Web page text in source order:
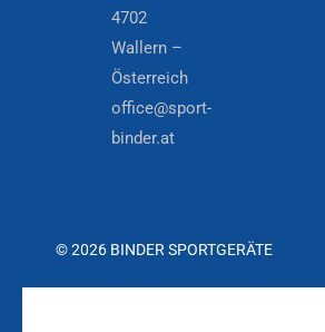
4702
Wallern –
Österreich
office@sport-
binder.at
© 2026 BINDER SPORTGERÄTE